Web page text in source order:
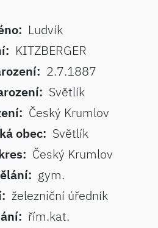
Ludvík
KITZBERGER
2.7.1887
Světlík
Český Krumlov
obec: Světlík
Český Krumlov
gym.
železniční úředník
řím.kat.